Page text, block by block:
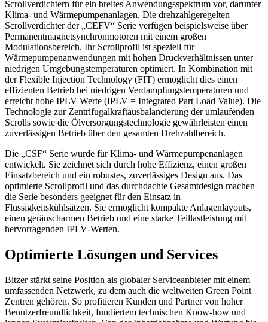
Scrollverdichtern für ein breites Anwendungsspektrum vor, darunter
Klima- und Wärmepumpenanlagen. Die drehzahlgeregelten
Scrollverdichter der „CEFV“ Serie verfügen beispielsweise über
Permanentmagnetsynchronmotoren mit einem großen
Modulationsbereich. Ihr Scrollprofil ist speziell für
Wärmepumpenanwendungen mit hohen Druckverhältnissen unter
niedrigen Umgebungstemperaturen optimiert. In Kombination mit
der Flexible Injection Technology (FIT) ermöglicht dies einen
effizienten Betrieb bei niedrigen Verdampfungstemperaturen und
erreicht hohe IPLV Werte (IPLV = Integrated Part Load Value). Die
Technologie zur Zentrifugalkraftausbalancierung der umlaufenden
Scrolls sowie die Ölversorgungstechnologie gewährleisten einen
zuverlässigen Betrieb über den gesamten Drehzahlbereich.
Die „CSF“ Serie wurde für Klima- und Wärmepumpenanlagen
entwickelt. Sie zeichnet sich durch hohe Effizienz, einen großen
Einsatzbereich und ein robustes, zuverlässiges Design aus. Das
optimierte Scrollprofil und das durchdachte Gesamtdesign machen
die Serie besonders geeignet für den Einsatz in
Flüssigkeitskühlsätzen. Sie ermöglicht kompakte Anlagenlayouts,
einen geräuscharmen Betrieb und eine starke Teillastleistung mit
hervorragenden IPLV‑Werten.
Optimierte Lösungen und Services
Bitzer stärkt seine Position als globaler Serviceanbieter mit einem
umfassenden Netzwerk, zu dem auch die weltweiten Green Point
Zentren gehören. So profitieren Kunden und Partner von hoher
Benutzerfreundlichkeit, fundiertem technischen Know‑how und